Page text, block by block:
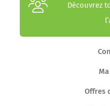
Découvrez
Ma
Offres